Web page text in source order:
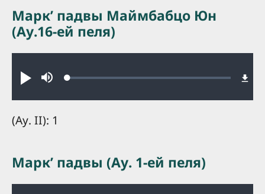
Play MuteLoaded:
Маркʼ падвы Маймбабцо Юн
(Ау.16-ей пеля)
(Ау. II): 1
Маркʼ падвы (Ау. 1-ей пеля)